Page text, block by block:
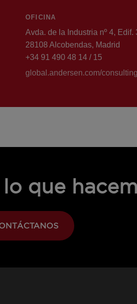
OFICINA
Avda. de la Industria nº 4, Edif.
28108 Alcobendas, Madrid
+34 91 490 48 14 / 15
global.andersen.com/consulting
que